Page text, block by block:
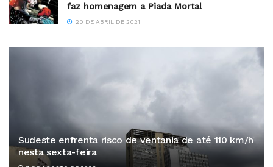
faz homenagem a Piada Mortal
20 DE ABRIL DE 2021
Sudeste enfrenta risco de ventania de até 110 km/h
nesta sexta-feira